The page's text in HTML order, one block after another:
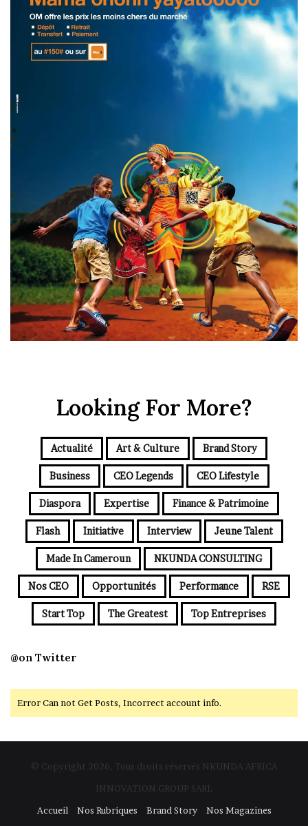
Looking For More?
Actualité Art & Culture Brand Story
Business CEO Legends CEO Lifestyle
Diaspora Expertise Finance & Patrimoine
Flash Initiative Interview Jeune Talent
Made In Cameroun NKUNDA CONSULTING
Nos CEO Opportunités Performance RSE
Start Top The Greatest Top Entreprises
@on Twitter
Error Can not Get Posts, Incorrect account info.
© Copyright 2026, Tous droits réservés NKUNDA AFRICA
INNOVATION GROUP SARL
Accueil
Nos Rubriques Brand Story Nos Magazines